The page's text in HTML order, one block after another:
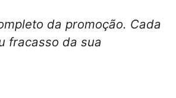
da promoção. Cada
fracasso da sua